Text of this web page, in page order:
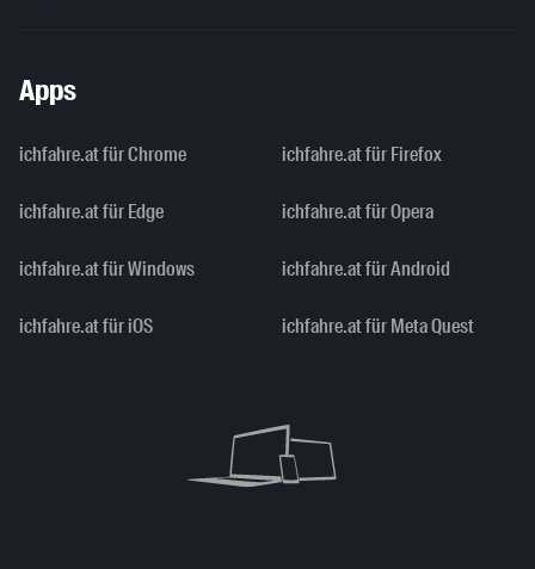
Apps
ichfahre.at für Chrome ichfahre.at für Firefox
ichfahre.at für Edge ichfahre.at für Opera
ichfahre.at für Windows ichfahre.at für Android
ichfahre.at für iOS ichfahre.at für Meta Quest